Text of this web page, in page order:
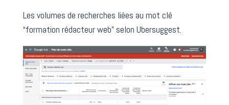
Les volumes de recherches liées au mot clé
“formation rédacteur web” selon Ubersuggest.